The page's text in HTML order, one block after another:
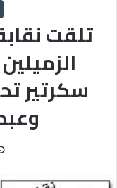
تلقت
سكرتير